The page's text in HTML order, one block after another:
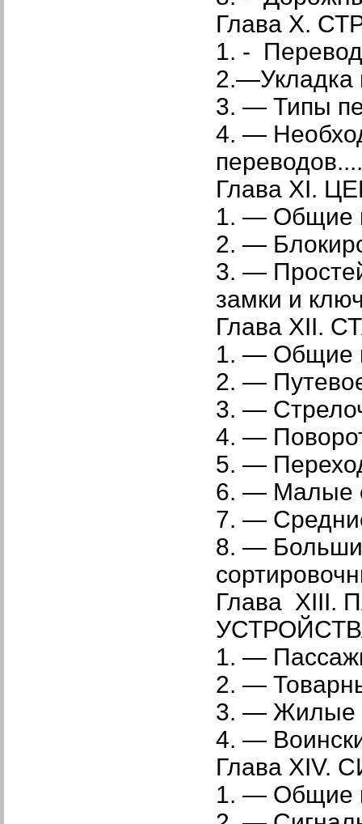
Глава X.
1. -
2.—Укладка
3. — Типы
4. —
Глава XI.
1. — Общие
2. —
3. —
замки и
Глава XII.
1. — Общие
2. —
3. —
4. —
5. —
6. — Малые
7. —
8. —
Глава
1. —
2. —
3. — Жилые
4. —
Глава XIV.
1. — Общие